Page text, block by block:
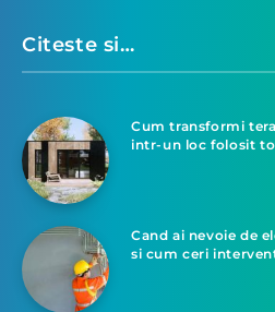
Citeste si…
Cum transformi
intr-un loc folosit
Cand ai nevoie de
si cum ceri